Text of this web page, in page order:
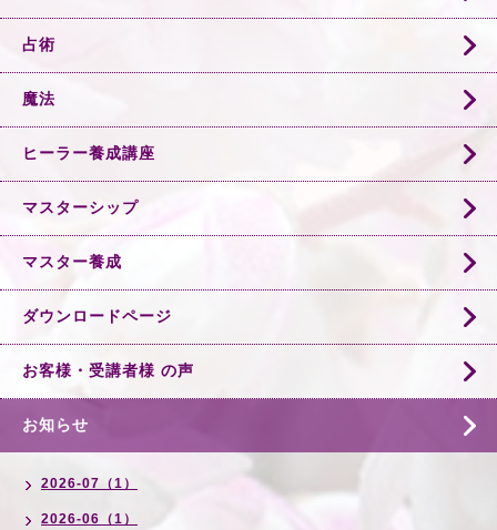
占術
魔法
ヒーラー養成講座
マスターシップ
マスター養成
ダウンロードページ
お客様・受講者様 の声
お知らせ
2026-07（1）
2026-06（1）